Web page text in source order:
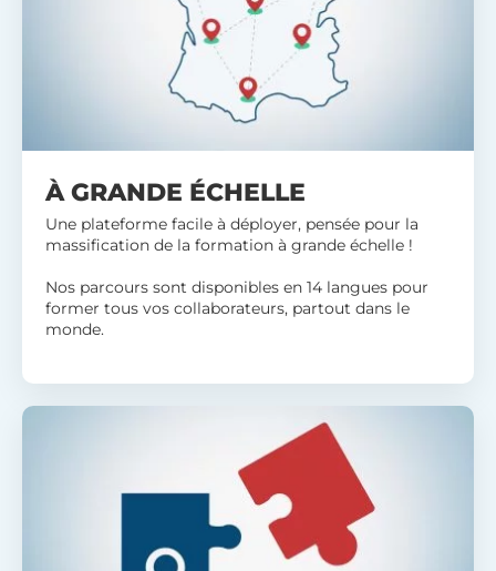
À GRANDE ÉCHELLE
Une plateforme facile à déployer, pensée pour la
massification de la formation à grande échelle !
Nos parcours sont disponibles en 14 langues pour
former tous vos collaborateurs, partout dans le
monde.